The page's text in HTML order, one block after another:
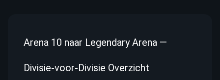
Arena 10 naar Legendary Arena —
Divisie-voor-Divisie Overzicht